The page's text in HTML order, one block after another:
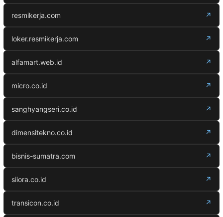
resmikerja.com ↗
loker.resmikerja.com ↗
alfamart.web.id ↗
micro.co.id ↗
sanghyangseri.co.id ↗
dimensitekno.co.id ↗
bisnis-sumatra.com ↗
siiora.co.id ↗
transicon.co.id ↗